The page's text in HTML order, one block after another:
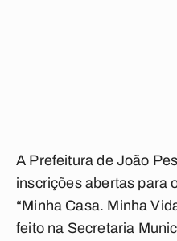
A Prefeitura de João
inscrições abertas para
“Minha Casa. Minha
feito na Secretaria